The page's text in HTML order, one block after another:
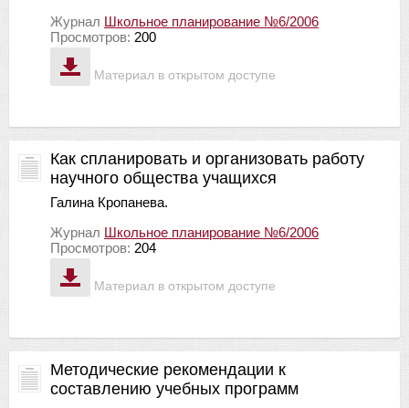
Материал в открытом доступе
Журнал Школьное планирование №6/2006
Просмотров: 200
Материал в открытом доступе
Как спланировать и организовать работу
научного общества учащихся
Галина Кропанева.
Журнал Школьное планирование №6/2006
Просмотров: 204
Методические рекомендации к
составлению учебных программ